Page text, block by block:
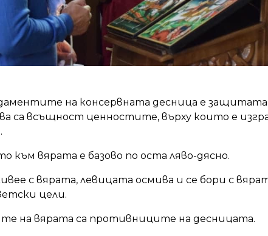
на консервната десница е
са всъщност ценностите, върху които е
вярата е базово по оста ляво-дясно.
с вярата, левицата осмива и се бори с
цели.
на вярата са противниците на десницата.